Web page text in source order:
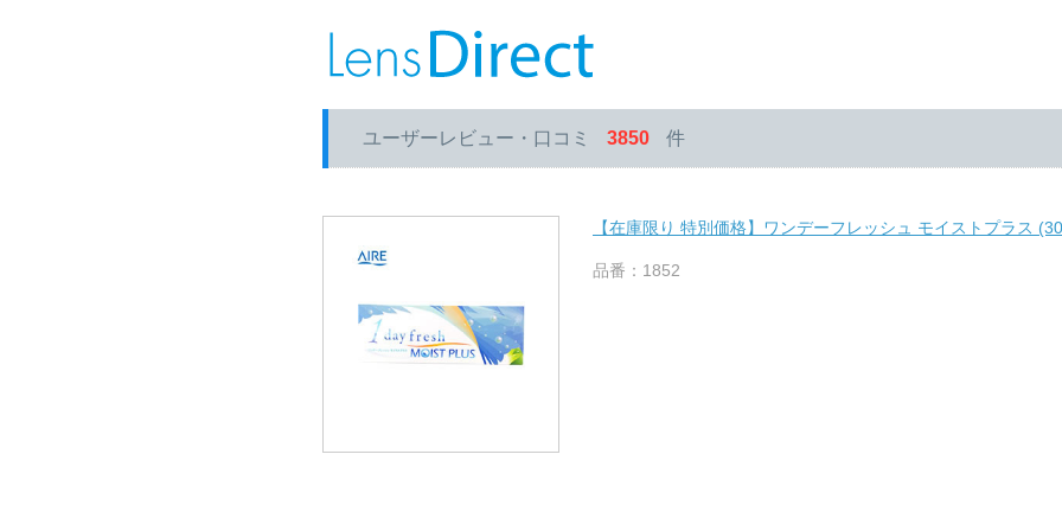
ユーザーレビュー・口コミ 3850 件
【在庫限り 特別価格】ワンデーフレッシュ モイストプラス
品番：1852